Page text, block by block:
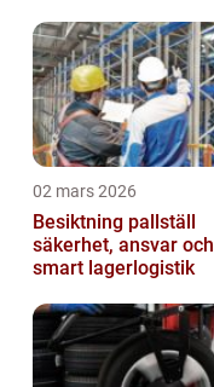
02 mars 2026
Besiktning pallställ
säkerhet, ansvar och
smart lagerlogistik